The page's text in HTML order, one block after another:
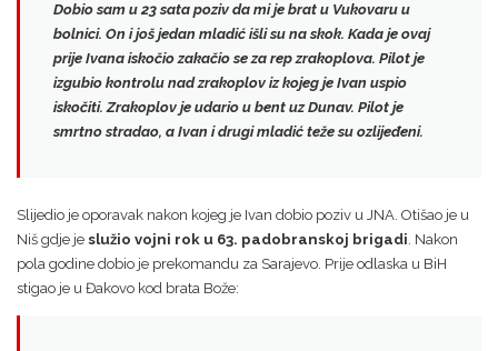
Dobio sam u 23 sata poziv da mi je brat u Vukovaru u
bolnici. On i još jedan mladić išli su na skok. Kada je ovaj
prije Ivana iskočio zakačio se za rep zrakoplova. Pilot je
izgubio kontrolu nad zrakoplov iz kojeg je Ivan uspio
iskočiti. Zrakoplov je udario u bent uz Dunav. Pilot je
smrtno stradao, a Ivan i drugi mladić teže su ozlijeđeni.
Slijedio je oporavak nakon kojeg je Ivan dobio poziv u JNA. Otišao je u
Niš gdje je služio vojni rok u 63. padobranskoj brigadi. Nakon
pola godine dobio je prekomandu za Sarajevo. Prije odlaska u BiH
stigao je u Đakovo kod brata Bože: